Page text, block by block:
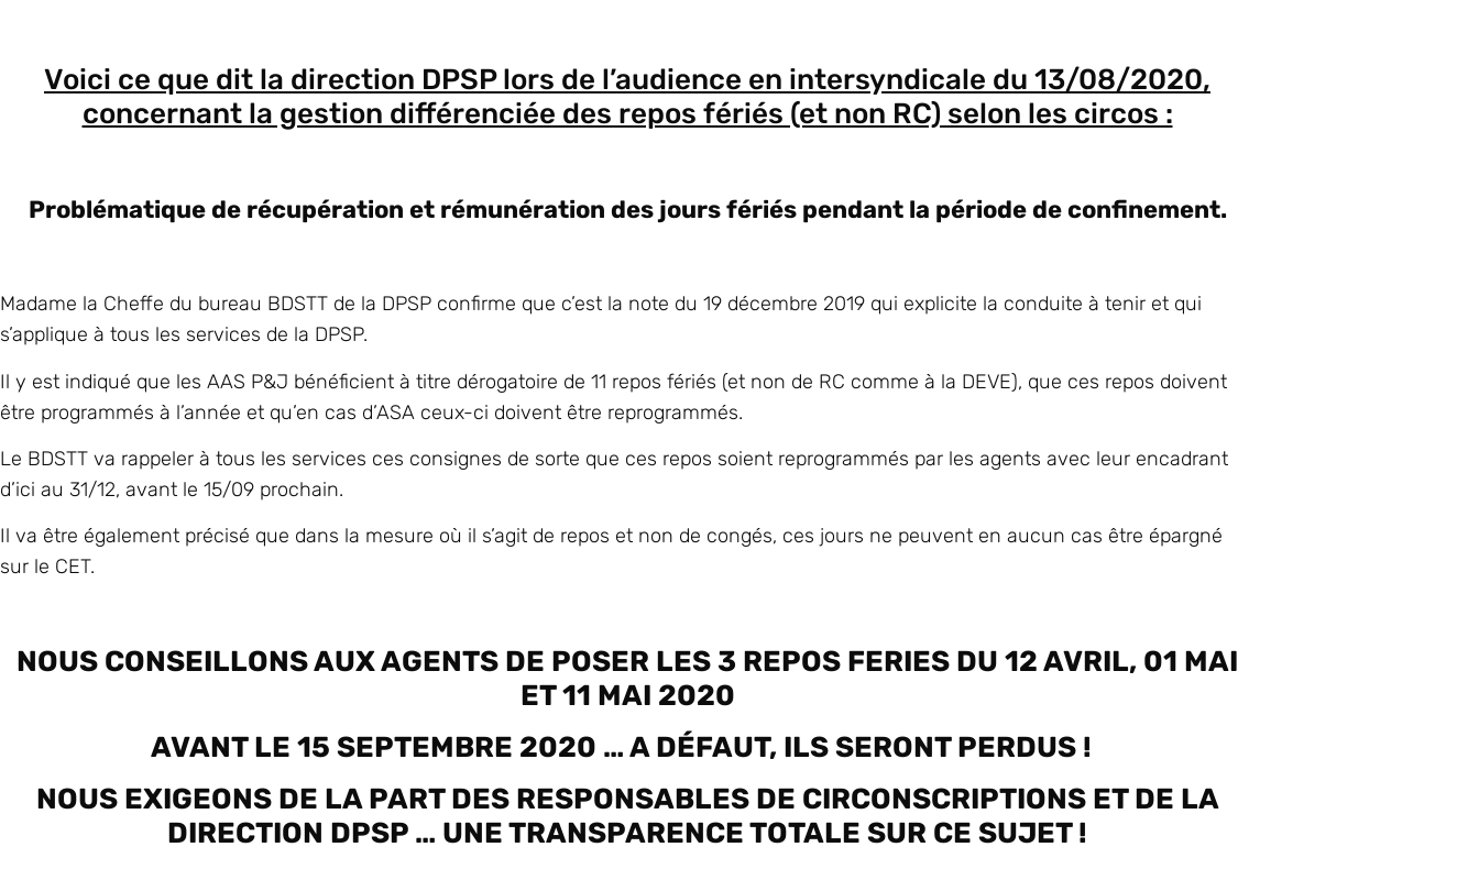
Voici ce que dit la direction DPSP lors de l’audience en intersyndicale du 13/08/2020,
concernant la gestion différenciée des repos fériés (et non RC) selon les circos :
Problématique de récupération et rémunération des jours fériés pendant la période de confinement.
Madame la Cheffe du bureau BDSTT de la DPSP confirme que c’est la note du 19 décembre 2019 qui explicite la conduite à tenir et qui
s’applique à tous les services de la DPSP.
Il y est indiqué que les AAS P&J bénéficient à titre dérogatoire de 11 repos fériés (et non de RC comme à la DEVE), que ces repos doivent
être programmés à l’année et qu’en cas d’ASA ceux-ci doivent être reprogrammés.
Le BDSTT va rappeler à tous les services ces consignes de sorte que ces repos soient reprogrammés par les agents avec leur encadrant
d’ici au 31/12, avant le 15/09 prochain.
Il va être également précisé que dans la mesure où il s’agit de repos et non de congés, ces jours ne peuvent en aucun cas être épargné
sur le CET.
NOUS CONSEILLONS AUX AGENTS DE POSER LES 3 REPOS FERIES DU 12 AVRIL, 01 MAI
ET 11 MAI 2020
AVANT LE 15 SEPTEMBRE 2020 … A DÉFAUT, ILS SERONT PERDUS !
NOUS EXIGEONS DE LA PART DES RESPONSABLES DE CIRCONSCRIPTIONS ET DE LA
DIRECTION DPSP … UNE TRANSPARENCE TOTALE SUR CE SUJET !